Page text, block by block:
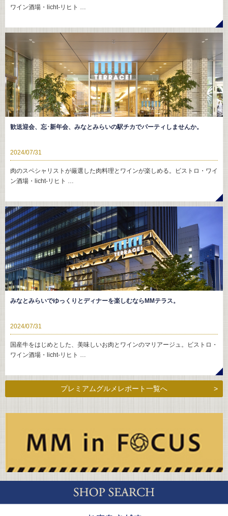
ワイン酒場・licht-リヒト …
歓送迎会、忘･新年会、みなとみらいの駅チカでパーティしませんか。
2024/07/31
肉のスペシャリストが厳選した肉料理とワインが楽しめる。ビストロ・ワイ
ン酒場・licht-リヒト …
みなとみらいでゆっくりとディナーを楽しむならMMテラス。
2024/07/31
国産牛をはじめとした、美味しいお肉とワインのマリアージュ。ビストロ・
ワイン酒場・licht-リヒト …
プレミアムグルメレポート一覧へ